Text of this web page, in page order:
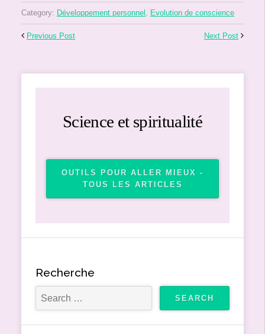
Category: Développement personnel , Evolution de conscience
Previous Post Next Post
Science et spiritualité
OUTILS POUR ALLER MIEUX -
TOUS LES ARTICLES
Recherche